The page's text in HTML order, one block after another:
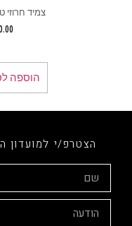
צמיד חרוזי טורקיז
₪240.00
הוספה לסל
הצטרפ/י למועדון